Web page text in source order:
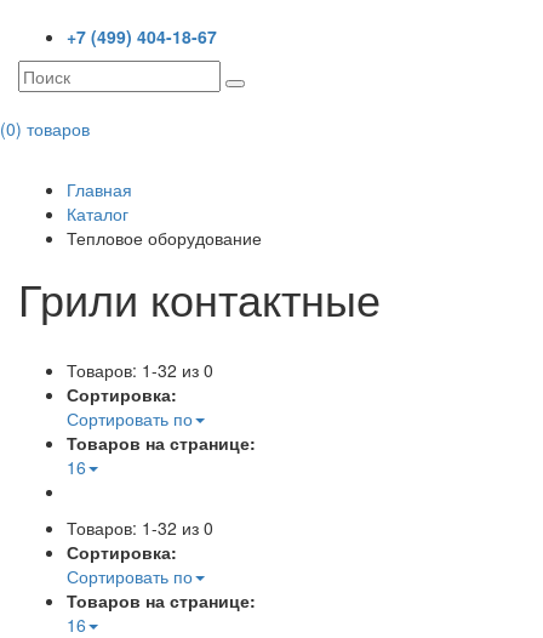
+7 (499) 404-18-67
(0) товаров
Главная
Каталог
Тепловое оборудование
Грили контактные
Товаров: 1-32 из 0
Сортировка:
Сортировать по
Товаров на странице:
16
Товаров: 1-32 из 0
Сортировка:
Сортировать по
Товаров на странице:
16